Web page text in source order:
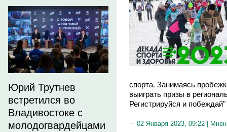
Юрий Трутнев
встретился во
Владивостоке с
молодогвардейцами
спорта. Занимаясь
выиграть призы в
Регистрируйся и
02 Января 2023, 09:22 |